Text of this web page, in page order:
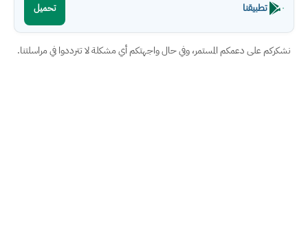
تطبيقنا تحميل
نشكركم على دعمكم المستمر، وفي حال واجهتكم أي مشكلة لا تترددوا في مراسلتنا.